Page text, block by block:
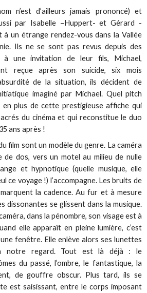
n’est d’ailleurs jamais prononcé) et
par Isabelle –Huppert- et Gérard -
à un étrange rendez-vous dans la Vallée
Ils ne se sont pas revus depuis des
à une invitation de leur fils, Michael,
reçue après son suicide, six mois
de la situation, ils décident de
imaginé par Michael. Quel pitch
plus de cette prestigieuse affiche qui
du cinéma et qui reconstitue le duo
ans après !
film sont un modèle du genre. La caméra
de dos, vers un motel au milieu de nulle
et hypnotique (quelle musique, elle
ce voyage !) l’accompagne. Les bruits de
la cadence. Au fur et à mesure
dissonantes se glissent dans la musique.
dans la pénombre, son visage est à
elle apparaît en pleine lumière, c’est
fenêtre. Elle enlève alors ses lunettes
notre regard. Tout est là déjà : le
du passé, l’ombre, le fantastique, la
de gouffre obscur. Plus tard, ils se
est saisissant, entre le corps imposant